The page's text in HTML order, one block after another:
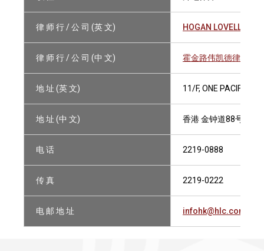
律 师 行 / 公 司 (英 文) HOGAN LOVELLS
律 师 行 / 公 司 (中 文) 霍金路伟凯德律师行
地 址 (英 文) 11/F, ONE PACIFIC
地 址 (中 文) 香港 金钟道88号 太
电 话 2219-0888
传 真 2219-0222
电 邮 地 址 infohk@hlc.com